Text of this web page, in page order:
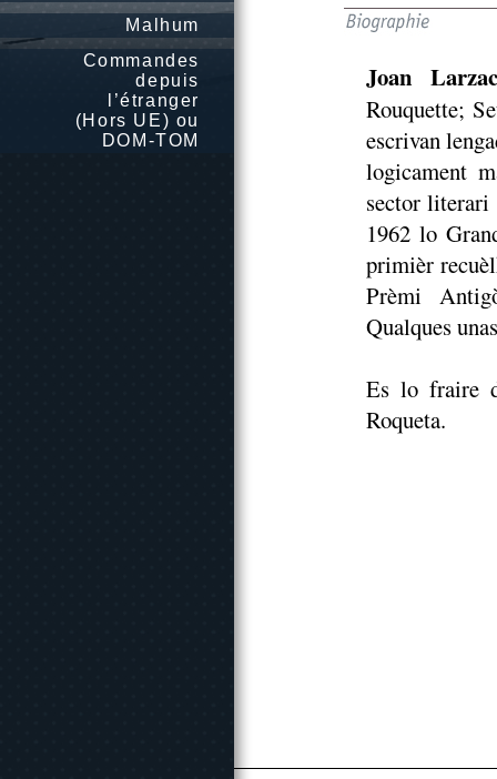
Malhum
Commandes
depuis
l’étranger
(Hors UE) ou
DOM-TOM
Joan
Rouquette;
escrivan
logicament
sector literari
1962 lo
primièr
Prèmi
Qualques
Es lo fraire
Roqueta.